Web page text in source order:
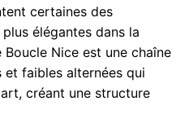
certaines des
élégantes dans la
Nice est une chaîne
faibles alternées qui
créant une structure